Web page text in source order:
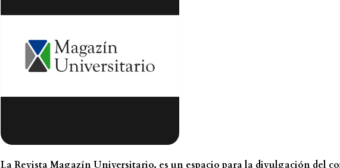
La Revista Magazín Universitario, es un espacio para la divulgación del